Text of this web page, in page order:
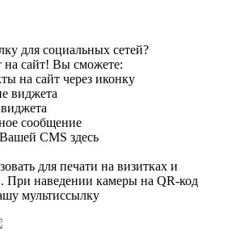
для социальных сетей?
на сайт! Вы сможете:
на сайт через иконку
виджета
сообщение
CMS здесь
для печати на визитках и
При наведении камеры на QR-код
мультиссылку